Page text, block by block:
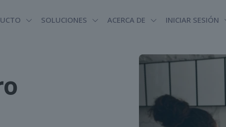
SOLUCIONES ACERCA DE INICIAR SESIÓN